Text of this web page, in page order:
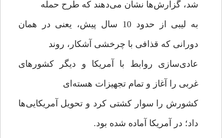
شد، گزارش‌ها نشان می‌دهند که طرح حمله
به لیبی از حدود 10 سال پیش، یعنی در همان
دورانی که قذافی با چرخشی آشکار، روند
عادی‌سازی روابط با آمریکا و دیگر کشورهای
غربی را آغاز و تمام تجهیزات هسته‌ای
کشورش را سوار کشتی کرد و تحویل آمریکایی‌ها
داد؛ در آمریکا آماده شده بود.